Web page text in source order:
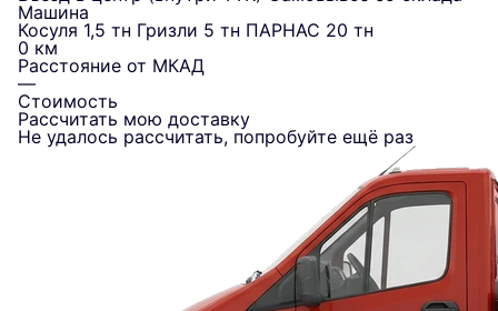
Машина
Косуля 1,5 тн Гризли 5 тн ПАРНАС 20 тн
0 км
Расстояние от МКАД
—
Стоимость
Рассчитать мою доставку
Не удалось рассчитать, попробуйте ещё раз